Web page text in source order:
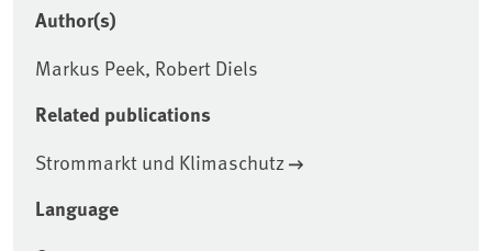
Author(s)
Markus Peek, Robert Diels
Related publications
Strommarkt und Klimaschutz
Language